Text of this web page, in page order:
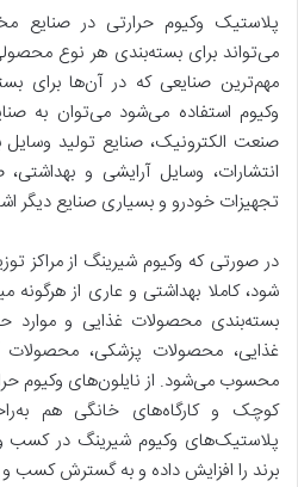
پلاستیک وکیوم حرارتی در صنایع
می‌تواند برای بسته‌بندی هر نوع
مهم‌ترین صنایعی که در آن‌ها برای
وکیوم استفاده می‌شود می‌توان به
صنعت الکترونیک، صنایع تولید
انتشارات، وسایل آرایشی و
تجهیزات خودرو و بسیاری صنایع دیگر
در صورتی که وکیوم شیرینگ از مراکز
شود، کاملا بهداشتی و عاری از هرگونه
بسته‌بندی محصولات غذایی و
غذایی، محصولات پزشکی،
محسوب می‌شود. از نا‌یلون‌های وکیوم
کوچک و کارگاه‌های خانگی هم
پلاستیک‌های وکیوم شیرینگ در کسب و
برند را افزایش داده و به گسترش کسب